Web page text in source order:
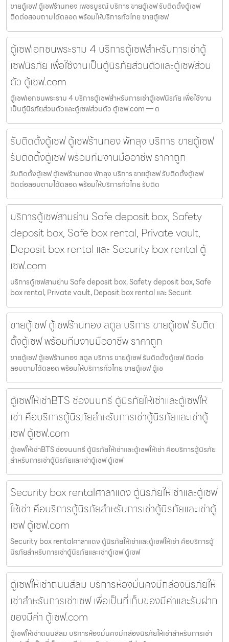
ขายตู้เซฟ ตู้เซฟร้านทอง เพชรบูรณ์ บริการ ขายตู้เซฟ รับติดตั้งตู้เซฟ
ติดต่อสอบถามได้ตลอด พร้อมให้บริการทั่วไทย ขายตู้เซฟ
ตู้เซฟเอกชนพระราม 4 บริการตู้เซฟสำหรับการเช่าตู้
เซฟนิรภัย เพื่อใช้งานเป็นตู้นิรภัยส่วนตัวและตู้เซฟส่วน
ตัว ตู้เซฟ.com
ตู้เซฟเอกชนพระราม 4 บริการตู้เซฟสำหรับการเช่าตู้เซฟนิรภัย เพื่อใช้งาน
เป็นตู้นิรภัยส่วนตัวและตู้เซฟส่วนตัว ตู้เซฟ.com — ต
รับติดตั้งตู้เซฟ ตู้เซฟร้านทอง พัทลุง บริการ ขายตู้เซฟ
รับติดตั้งตู้เซฟ พร้อมทีมงานมืออาชีพ ราคาถูก
รับติดตั้งตู้เซฟ ตู้เซฟร้านทอง พัทลุง บริการ ขายตู้เซฟ รับติดตั้งตู้เซฟ
ติดต่อสอบถามได้ตลอด พร้อมให้บริการทั่วไทย รับติด
บริการตู้เซฟสามย่าน Safe deposit box, Safety
deposit box, Safe box rental, Private vault,
Deposit box rental และ Security box rental ตู้
เซฟ.com
บริการตู้เซฟสามย่าน Safe deposit box, Safety deposit box, Safe
box rental, Private vault, Deposit box rental และ Securit
ขายตู้เซฟ ตู้เซฟร้านทอง สตูล บริการ ขายตู้เซฟ รับติด
ตั้งตู้เซฟ พร้อมทีมงานมืออาชีพ ราคาถูก
ขายตู้เซฟ ตู้เซฟร้านทอง สตูล บริการ ขายตู้เซฟ รับติดตั้งตู้เซฟ ติดต่อ
สอบถามได้ตลอด พร้อมให้บริการทั่วไทย ขายตู้เซฟ ตู้เซ
ตู้เซฟให้เช่าBTS ช่องนนทรี ตู้นิรภัยให้เช่าและตู้เซฟให้
เช่า คือบริการตู้นิรภัยสำหรับการเช่าตู้นิรภัยและเช่าตู้
เซฟ ตู้เซฟ.com
ตู้เซฟให้เช่าBTS ช่องนนทรี ตู้นิรภัยให้เช่าและตู้เซฟให้เช่า คือบริการตู้นิรภัย
สำหรับการเช่าตู้นิรภัยและเช่าตู้เซฟ ตู้เซฟ
Security box rentalศาลาแดง ตู้นิรภัยให้เช่าและตู้เซฟ
ให้เช่า คือบริการตู้นิรภัยสำหรับการเช่าตู้นิรภัยและเช่าตู้
เซฟ ตู้เซฟ.com
Security box rentalศาลาแดง ตู้นิรภัยให้เช่าและตู้เซฟให้เช่า คือบริการตู้
นิรภัยสำหรับการเช่าตู้นิรภัยและเช่าตู้เซฟ ตู้เซฟ
ตู้เซฟให้เช่าถนนสีลม บริการห้องมั่นคงมีกล่องนิรภัยให้
เช่าสำหรับการเช่าเซฟ เพื่อเป็นที่เก็บของมีค่าและรับฝาก
ของมีค่า ตู้เซฟ.com
ตู้เซฟให้เช่าถนนสีลม บริการห้องมั่นคงมีกล่องนิรภัยให้เช่าสำหรับการเช่า